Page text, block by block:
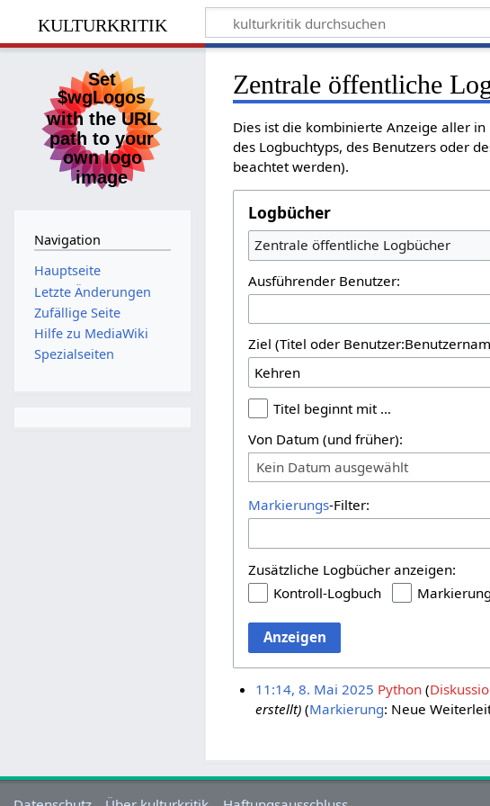
kulturkritik
Zentrale öffentliche
Dies ist die kombinierte Anzeige aller
des Logbuchtyps, des Benutzers oder
beachtet werden).
Logbücher
Zentrale öffentliche Logbücher
Ausführender Benutzer:
Ziel (Titel oder
Titel beginnt mit …
Von Datum (und früher):
Kein Datum ausgewählt
Markierungs-Filter:
Zusätzliche Logbücher anzeigen:
Kontroll-Logbuch
Anzeigen
11:14, 8. Mai 2025 Python
erstellt) Markierung: Neue
Navigation
Hauptseite
Letzte Änderungen
Zufällige Seite
Hilfe zu MediaWiki
Spezialseiten